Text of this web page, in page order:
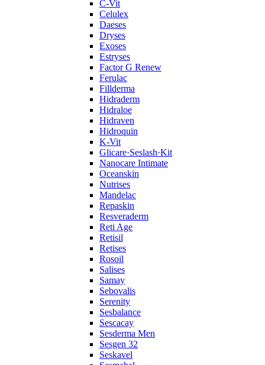
C‑Vit
Celulex
Daeses
Dryses
Exoses
Estryses
Factor G Renew
Ferulac
Fillderma
Hidraderm
Hidraloe
Hidraven
Hidroquin
K-Vit
Glicare·Seslash·Kit
Nanocare Intimate
Oceanskin
Nutrises
Mandelac
Repaskin
Resveraderm
Reti Age
Retisil
Retises
Rosoil
Salises
Samay
Sebovalis
Serenity
Sesbalance
Sescacay
Sesderma Men
Sesgen 32
Seskavel